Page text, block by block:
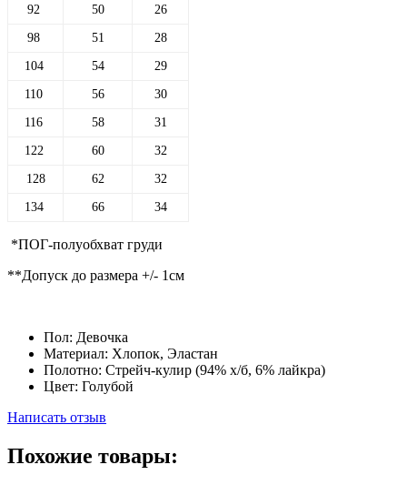
92 50 26
98 51 28
104 54 29
110 56 30
116 58 31
122 60 32
128 62 32
134 66 34
*ПОГ-полуобхват груди
**Допуск до размера +/- 1см
Пол: Девочка
Материал: Хлопок, Эластан
Полотно: Стрейч-кулир (94% х/б, 6% лайкра)
Цвет: Голубой
Написать отзыв
Похожие товары: